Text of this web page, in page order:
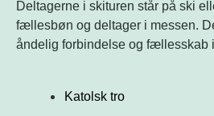
Deltagerne i skituren står på ski
fællesbøn og deltager i messen.
åndelig forbindelse og fællesskab
Katolsk tro